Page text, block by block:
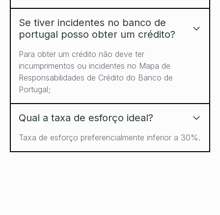
Se tiver incidentes no banco de
portugal posso obter um crédito?
Para obter um crédito não deve ter
incumprimentos ou incidentes no Mapa de
Responsabilidades de Crédito do Banco de
Portugal;
Qual a taxa de esforço ideal?
Taxa de esforço preferencialmente inferior a 30%.